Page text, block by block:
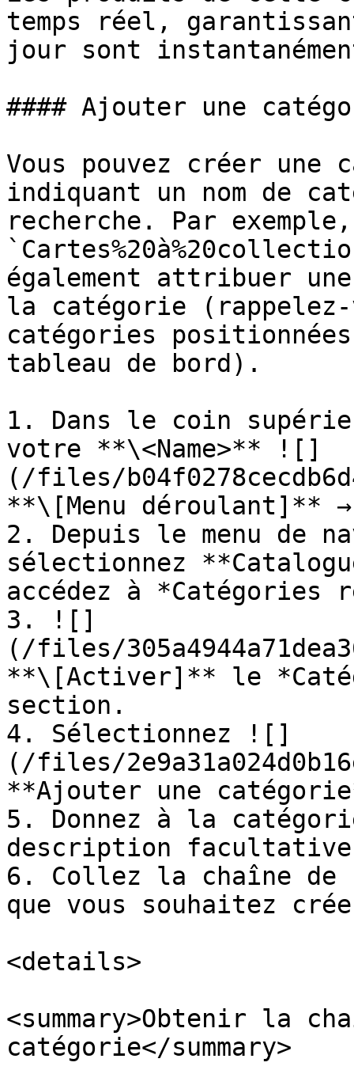
temps réel,
jour sont
#### Ajouter une
Vous pouvez créer une
indiquant un nom de
recherche. Par
également attribuer
la catégorie (rappelez-
catégories
tableau de bord).
1. Dans le coin
votre **\<Name>** ![]
(/files/
**\[Menu déroulant]**
2. Depuis le menu de
sélectionnez
accédez à *Catégories
3. ![]
(/files/
**\[Activer]** le
section.
4. Sélectionnez ![]
(/files/
**Ajouter une
5. Donnez à la
description
6. Collez la chaîne de
que vous souhaitez
<details>
<summary>Obtenir la
catégorie</summary>